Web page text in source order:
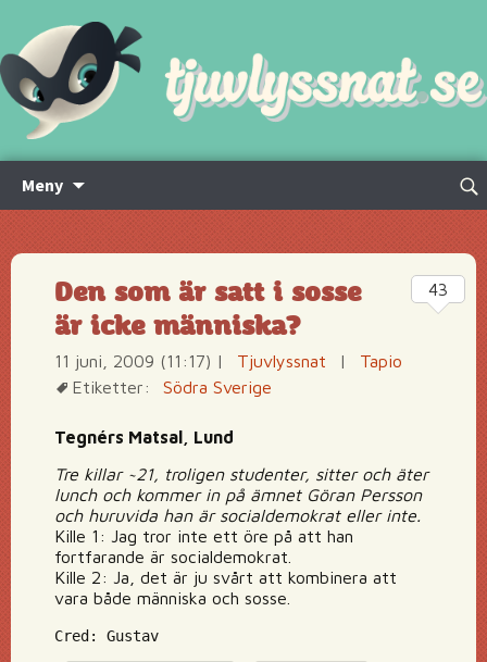
Meny
innehåll
Sök
Den som är satt i sosse
är icke människa?
11 juni, 2009 (11:17) | Tjuvlyssnat |
Tapio
Etiketter:
Södra Sverige
Tegnérs Matsal, Lund
Tre killar ~21, troligen studenter, sitter och äter
lunch och kommer in på ämnet Göran Persson
och huruvida han är socialdemokrat eller inte.
Kille 1: Jag tror inte ett öre på att han
fortfarande är socialdemokrat.
Kille 2: Ja, det är ju svårt att kombinera att
vara både människa och sosse.
Cred: Gustav
43